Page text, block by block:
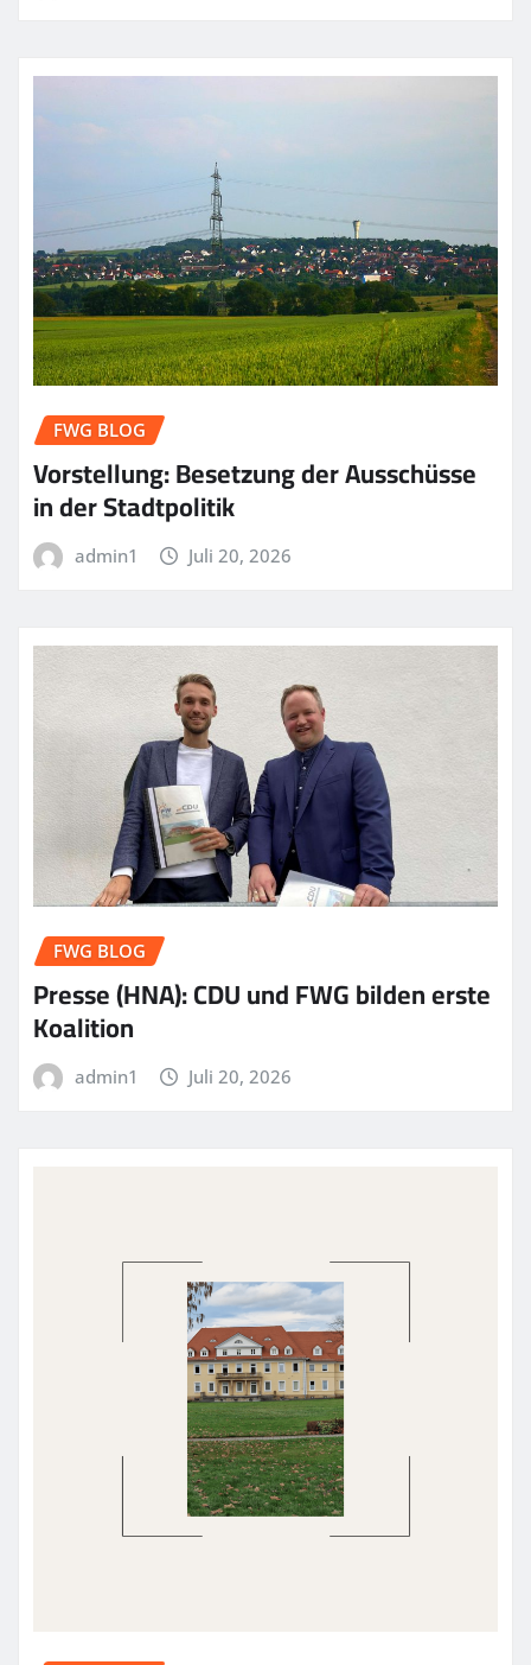
FWG BLOG
Vorstellung: Besetzung der Ausschüsse
in der Stadtpolitik
admin1 Juli 20, 2026
FWG BLOG
Presse (HNA): CDU und FWG bilden erste
Koalition
admin1 Juli 20, 2026